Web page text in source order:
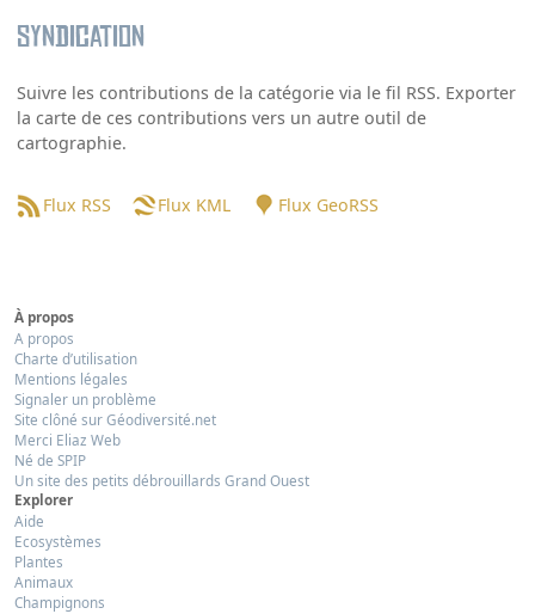
Syndication
Suivre les contributions de la catégorie via le fil RSS. Exporter
la carte de ces contributions vers un autre outil de
cartographie.
Flux RSS Flux KML Flux GeoRSS
À propos
A propos
Charte d’utilisation
Mentions légales
Signaler un problème
Site clôné sur Géodiversité.net
Merci Eliaz Web
Né de SPIP
Un site des petits débrouillards Grand Ouest
Explorer
Aide
Ecosystèmes
Plantes
Animaux
Champignons